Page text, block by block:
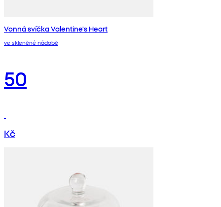
Vonná svíčka Valentine's Heart
ve skleněné nádobě
50
Kč